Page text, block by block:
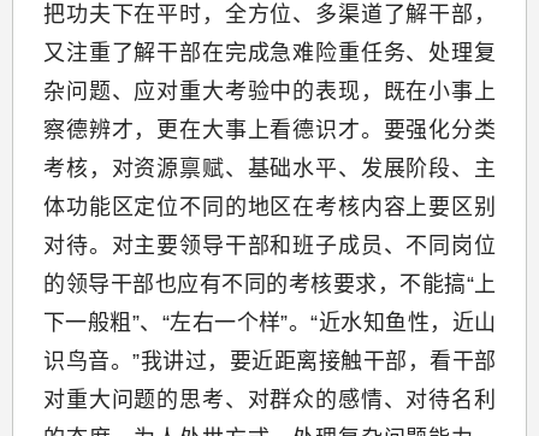
把功夫下在平时，全方位、多渠道了解干部，
又注重了解干部在完成急难险重任务、处理复
杂问题、应对重大考验中的表现，既在小事上
察德辨才，更在大事上看德识才。要强化分类
考核，对资源禀赋、基础水平、发展阶段、主
体功能区定位不同的地区在考核内容上要区别
对待。对主要领导干部和班子成员、不同岗位
的领导干部也应有不同的考核要求，不能搞“上
下一般粗”、“左右一个样”。“近水知鱼性，近山
识鸟音。”我讲过，要近距离接触干部，看干部
对重大问题的思考、对群众的感情、对待名利